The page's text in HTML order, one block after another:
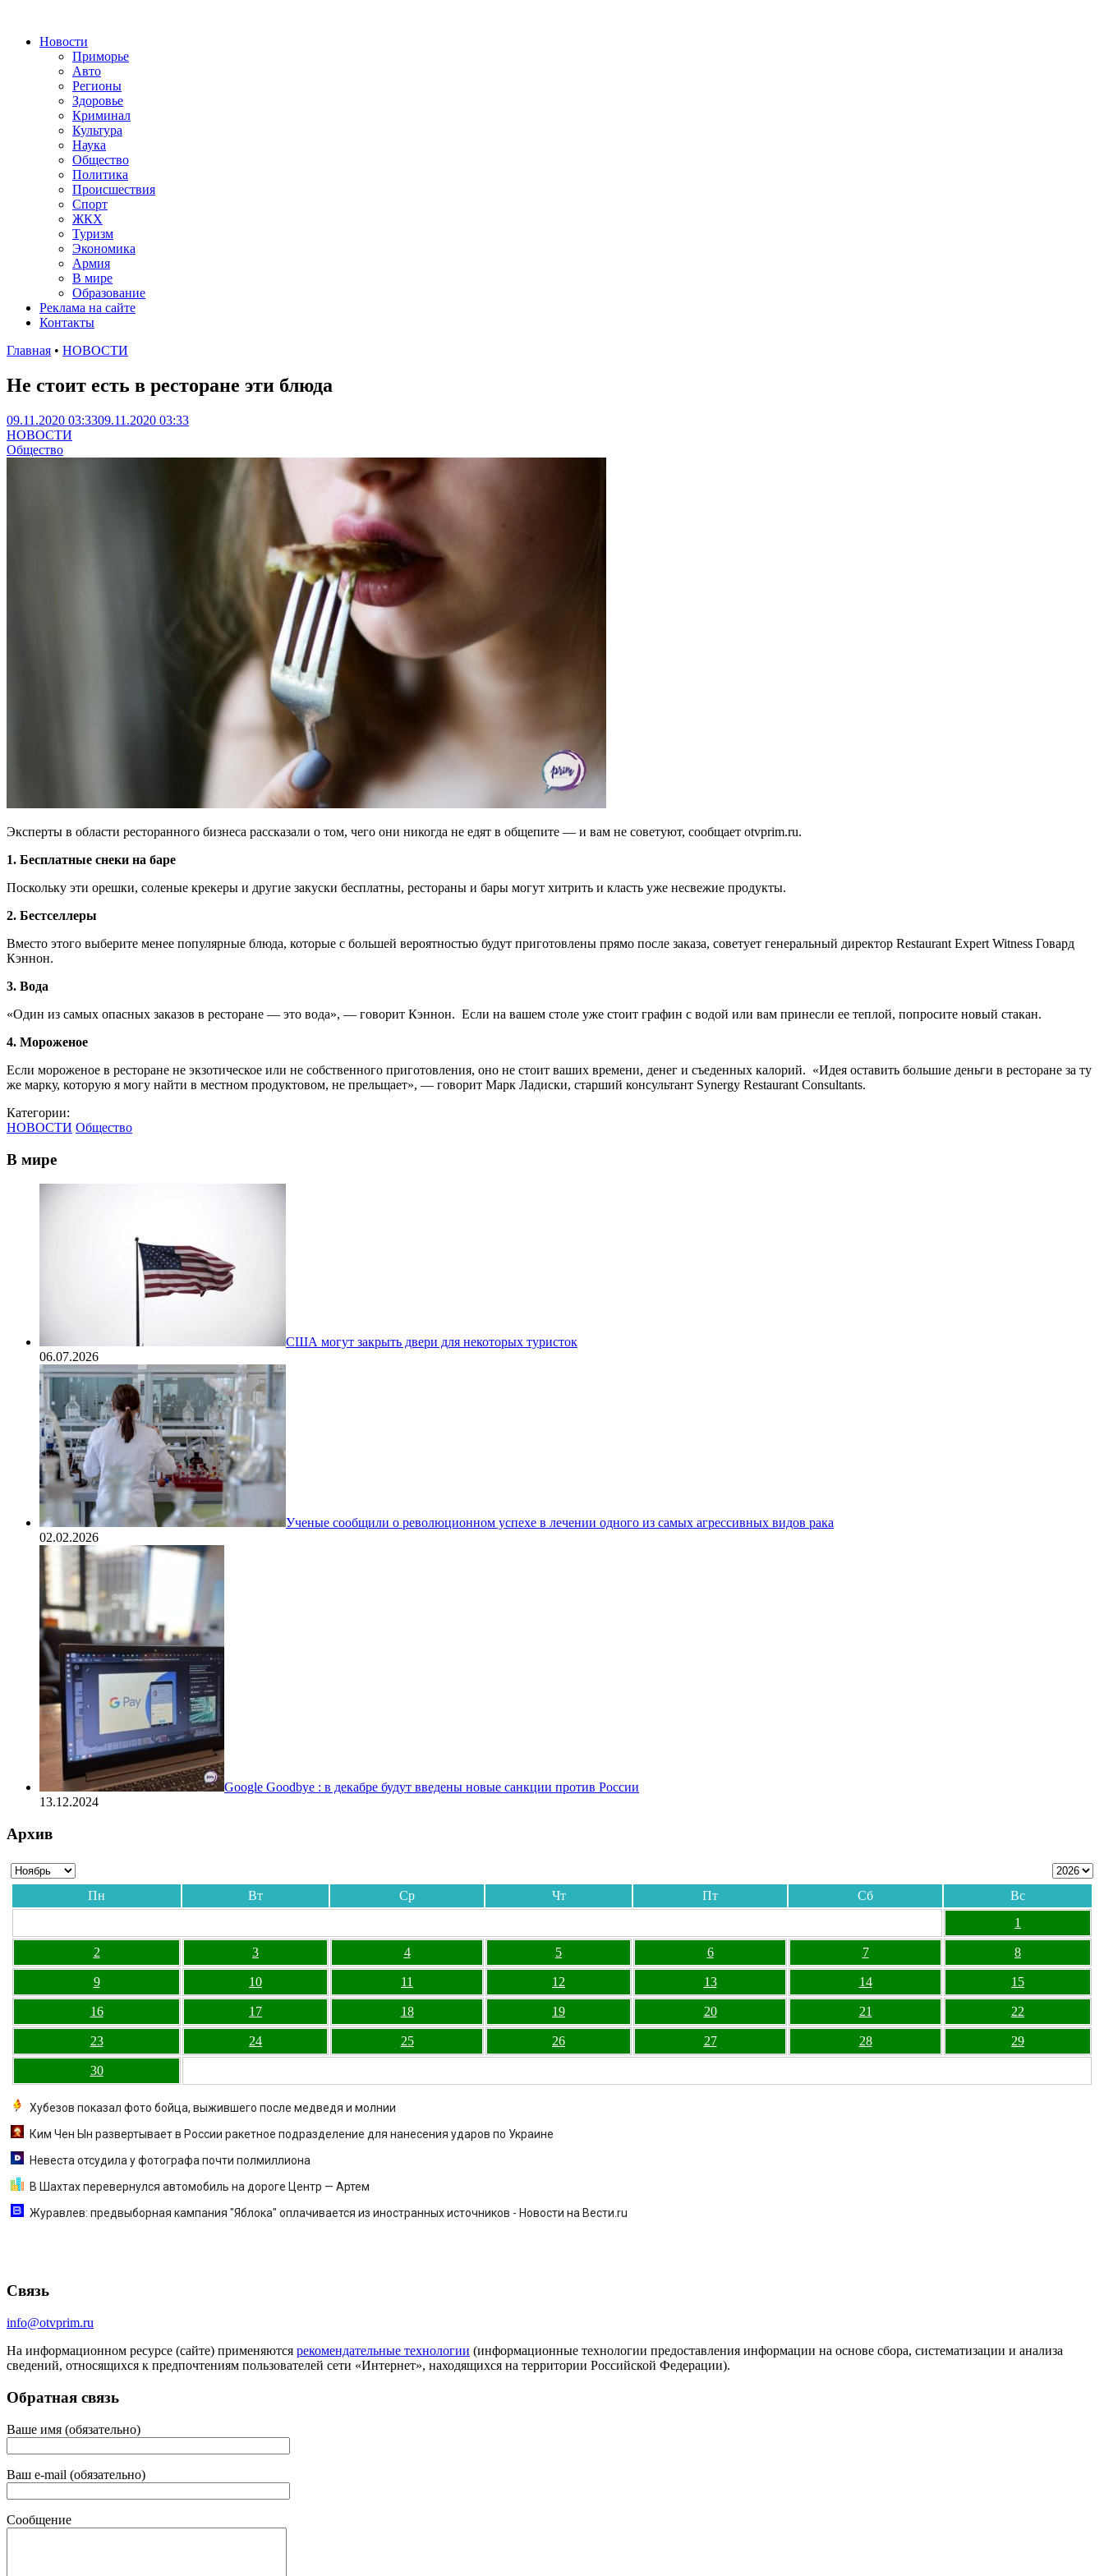
Новости
Приморье
Авто
Регионы
Здоровье
Криминал
Культура
Наука
Общество
Политика
Происшествия
Спорт
ЖКХ
Туризм
Экономика
Армия
В мире
Образование
Реклама на сайте
Контакты
Главная • НОВОСТИ
Не стоит есть в ресторане эти блюда
09.11.2020 03:3309.11.2020 03:33
НОВОСТИ
Общество
Эксперты в области ресторанного бизнеса рассказали о том, чего они никогда не едят в общепите — и вам не советуют, сообщает otvprim.ru.
1. Бесплатные снеки на баре
Поскольку эти орешки, соленые крекеры и другие закуски бесплатны, рестораны и бары могут хитрить и класть уже несвежие продукты.
2. Бестселлеры
Вместо этого выберите менее популярные блюда, которые с большей вероятностью будут приготовлены прямо после заказа, советует генеральный директор Restaurant Expert Witness Говард
Кэннон.
3. Вода
«Один из самых опасных заказов в ресторане — это вода», — говорит Кэннон. Если на вашем столе уже стоит графин с водой или вам принесли ее теплой, попросите новый стакан.
4. Мороженое
Если мороженое в ресторане не экзотическое или не собственного приготовления, оно не стоит ваших времени, денег и съеденных калорий. «Идея оставить большие деньги в ресторане за ту
же марку, которую я могу найти в местном продуктовом, не прельщает», — говорит Марк Ладиски, старший консультант Synergy Restaurant Consultants.
Категории:
НОВОСТИ Общество
В мире
США могут закрыть двери для некоторых туристок
06.07.2026
Ученые сообщили о революционном успехе в лечении одного из самых агрессивных видов рака
02.02.2026
Google Goodbye : в декабре будут введены новые санкции против России
13.12.2024
Архив
Пн Вт Ср Чт Пт Сб
Вс
1
2 3 4 5 6 7 8
9 10 11 12 13 14 15
16 17 18 19 20 21 22
23 24 25 26 27 28 29
30
Хубезов показал фото бойца, выжившего после медведя и молнии
Ким Чен Ын развертывает в России ракетное подразделение для нанесения ударов по Украине
Невеста отсудила у фотографа почти полмиллиона
В Шахтах перевернулся автомобиль на дороге Центр — Артем
Журавлев: предвыборная кампания "Яблока" оплачивается из иностранных источников - Новости на Вести.ru
Связь
info@otvprim.ru
На информационном ресурсе (сайте) применяются рекомендательные технологии (информационные технологии предоставления информации на основе сбора, систематизации и анализа
сведений, относящихся к предпочтениям пользователей сети «Интернет», находящихся на территории Российской Федерации).
Обратная связь
Ваше имя (обязательно)
Ваш e-mail (обязательно)
Сообщение